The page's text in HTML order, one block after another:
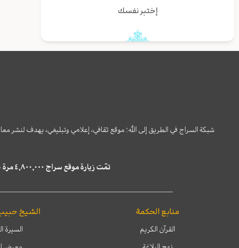
إختبر نفسك
شبكة السراج في الطريق إلى الله؛ موقع ثقافي، إعلامي وتبليغي، يهدف
تمّت زيارة موقع سراج ٤,٨٠٠,٠٠٠ مرة خلال الستة أشهر الماضية، كما ظهر في نتائج البحث في محركات البحث٢٢,٢٩٠,٠٠٠ مرّة.
منابع الحكمة
القرآن الكريم
الشيخ
السيرة